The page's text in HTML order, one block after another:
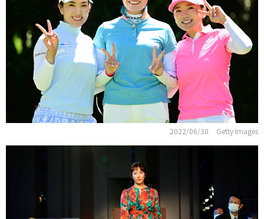
2022/06/30 Getty Images